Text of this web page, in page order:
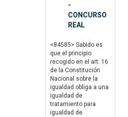
-
CONCURSO
REAL
<84585> Sabido es
que el principio
recogido en el art. 16
de la Constitución
Nacional sobre la
igualdad obliga a una
igualdad de
tratamiento para
igualdad de